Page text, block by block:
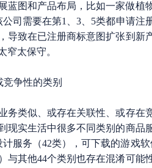
蓝图和产品布局，比如一家做植
公司需要在第1、3、5类都申请
导致在已注册商标意图扩张到
窄太保守。
争性的类别
类似、或存在关联性、或存在
现实生活中很多不同类别的商
服务（42类），可下载的游戏
与其他44个类别也存在混淆可